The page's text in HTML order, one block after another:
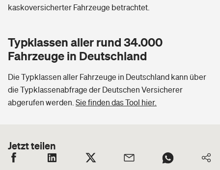
kaskoversicherter Fahrzeuge betrachtet.
Typklassen aller rund 34.000
Fahrzeuge in Deutschland
Die Typklassen aller Fahrzeuge in Deutschland kann über
die Typklassenabfrage der Deutschen Versicherer
abgerufen werden. Sie finden das Tool hier.
Jetzt teilen